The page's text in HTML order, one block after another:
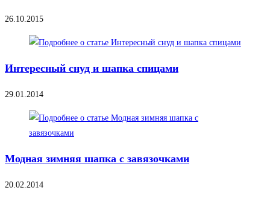
26.10.2015
Интересный снуд и шапка спицами
29.01.2014
Модная зимняя шапка с завязочками
20.02.2014